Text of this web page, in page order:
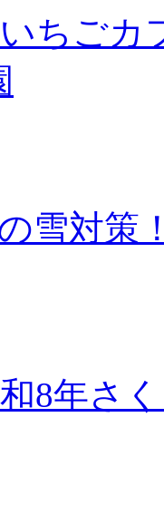
いちご
雪対策
8年さ